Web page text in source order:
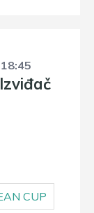
CUP